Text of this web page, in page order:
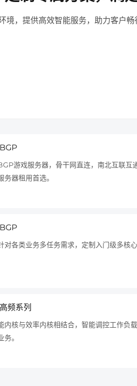
境，提供高效智能服务，助力客户
游戏服务器，骨干网直连，南北互联互
务器租用首选。
对各类业务多任务需求，定制入门级多核
频系列
内核与效率内核相结合，智能调控工作负
务。